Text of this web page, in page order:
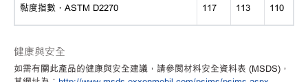
黏度指數， ASTM D2270 117 113 110
健康與安全
如需有關此產品的健康與安全建議，請參閱材料安全資料表 (MSDS)，